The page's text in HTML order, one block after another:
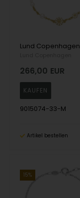
266,00 EUR
9015074-33-M
Artikel bestellen
15%